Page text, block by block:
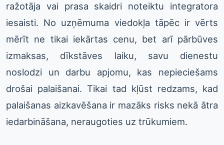
ražotāja vai prasa skaidri noteiktu integratora
iesaisti. No uzņēmuma viedokļa tāpēc ir vērts
mērīt ne tikai iekārtas cenu, bet arī pārbūves
izmaksas, dīkstāves laiku, savu dienestu
noslodzi un darbu apjomu, kas nepieciešams
drošai palaišanai. Tikai tad kļūst redzams, kad
palaišanas aizkavēšana ir mazāks risks nekā ātra
iedarbināšana, neraugoties uz trūkumiem.